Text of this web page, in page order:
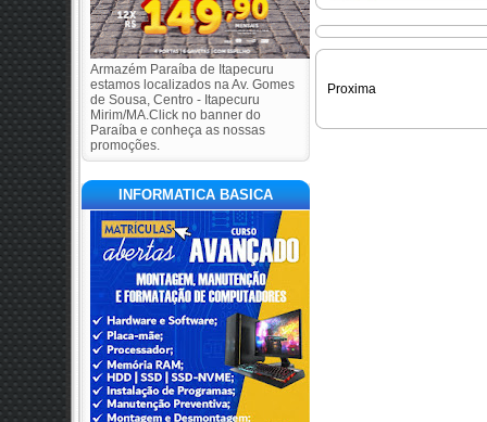
Armazém Paraíba de Itapecuru
estamos localizados na Av. Gomes
de Sousa, Centro - Itapecuru
Mirim/MA.Click no banner do
Paraíba e conheça as nossas
promoções.
INFORMATICA BASICA
Proxima